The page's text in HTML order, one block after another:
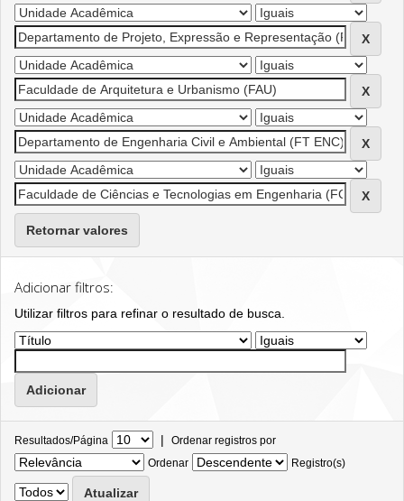
Retornar valores
Adicionar filtros:
Utilizar filtros para refinar o resultado de busca.
Resultados/Página | Ordenar registros por
Ordenar
Registro(s)